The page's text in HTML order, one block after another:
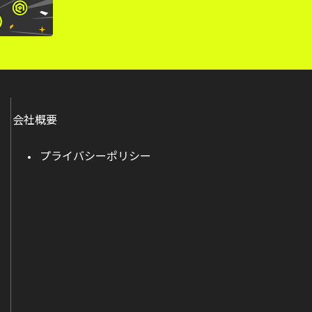
会社概要
プライバシーポリシー